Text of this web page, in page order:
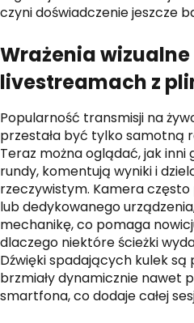
czyni doświadczenie jeszcze
Wrażenia
livestreamach z
Popularność transmisji na
przestała być tylko samotną
Teraz można oglądać, jak
rundy, komentują wyniki i
rzeczywistym. Kamera
lub dedykowanego
mechanikę, co pomaga
dlaczego niektóre ścieżki
Dźwięki spadających kulek
brzmiały dynamicznie nawet
smartfona, co dodaje całej